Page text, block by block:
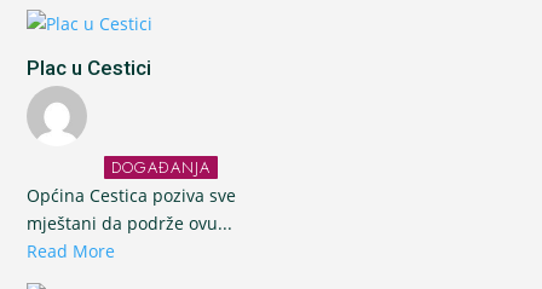
Plac u Cestici
DOGAĐANJA
Općina Cestica poziva sve
mještani da podrže ovu...
Read More